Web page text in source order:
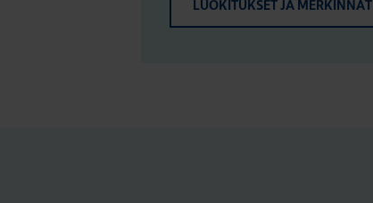
LUOKITUKSET JA MERKINNÄT